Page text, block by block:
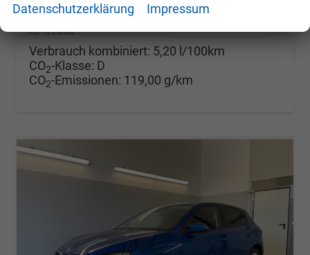
24.680,– €
incl. 19% MwSt.
Verbrauch kombiniert: 5,20 l/100km
CO2-Klasse: D
CO2-Emissionen: 119,00 g/km
Datenschutzerklärung Impressum